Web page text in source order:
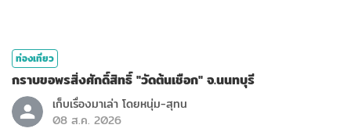
ท่องเที่ยว
กราบขอพรสิ่งศักดิ์สิทธิ์ "วัดต้นเชือก" จ.นนทบุรี
เก็บเรื่องมาเล่า โดยหนุ่ม-สุทน
08 ส.ค. 2026